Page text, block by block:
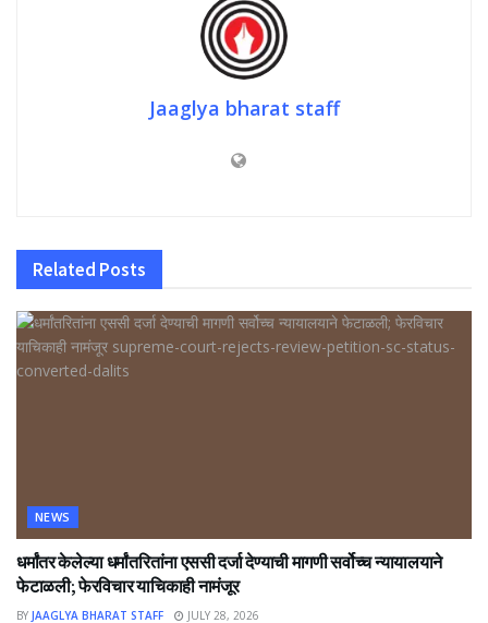
Jaaglya bharat staff
Related Posts
NEWS
धर्मांतर केलेल्या धर्मांतरितांना एससी दर्जा देण्याची मागणी सर्वोच्च न्यायालयाने
फेटाळली; फेरविचार याचिकाही नामंजूर
BY JAAGLYA BHARAT STAFF JULY 28, 2026